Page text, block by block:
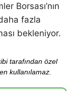
Borsası’nın
fazla
bekleniyor.
tarafından özel
kullanılamaz.